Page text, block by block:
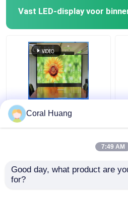
Vast LED-display voor
Pixel Pith P1.5MM Vast
LED-display voor
Coral Huang
7:49 AM
Good day, what product are
for?